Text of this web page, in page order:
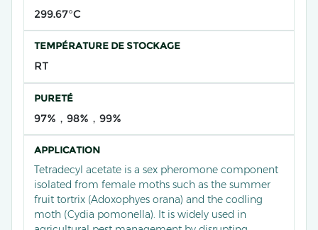
299.67°C
TEMPÉRATURE DE STOCKAGE
RT
PURETÉ
97%，98%，99%
APPLICATION
Tetradecyl acetate is a sex pheromone component
isolated from female moths such as the summer
fruit tortrix (Adoxophyes orana) and the codling
moth (Cydia pomonella). It is widely used in